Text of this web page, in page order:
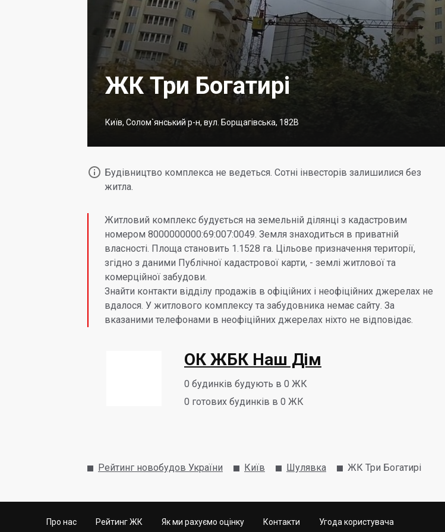
ЖК Три Богатирі
Київ, Солом`янський р-н, вул. Борщагівська, 182В
 Будівництво комплекса не ведеться. Сотні інвесторів залишилися без
житла.
Житловий комплекс будується на земельній ділянці з кадастровим
номером 8000000000:69:007:0049. Земля знаходиться в приватній
власності. Площа становить 1.1528 га. Цільове призначення території,
згідно з даними Публічної кадастрової карти, - землі житлової та
комерційної забудови.
Знайти контакти відділу продажів в офіційних і неофіційних джерелах не
вдалося. У житлового комплексу та забудовника немає сайту. За
вказаними телефонами в неофіційних джерелах ніхто не відповідає.
ОК ЖБК Наш Дім
0 будинків будують в 0 ЖК
0 готових будинків в 0 ЖК
Рейтинг новобудов України Київ Шулявка ЖК Три Богатирі
Про нас Рейтинг ЖК Як ми рахуємо оцінку Контакти
Угода користувача